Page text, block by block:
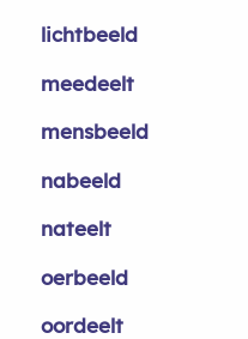
lichtbeeld
meedeelt
mensbeeld
nabeeld
nateelt
oerbeeld
oordeelt